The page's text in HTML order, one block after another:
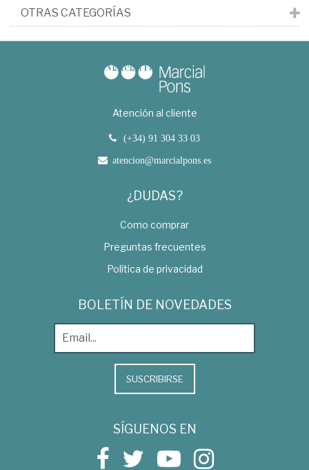
OTRAS CATEGORÍAS
Atención al cliente
(+34) 91 304 33 03
atencion@marcialpons.es
¿DUDAS?
Como comprar
Preguntas frecuentes
Política de privacidad
BOLETÍN DE NOVEDADES
SUSCRIBIRSE
SÍGUENOS EN